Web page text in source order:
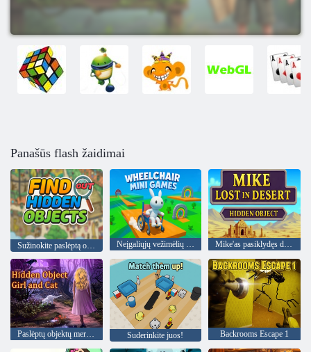
Panašūs flash žaidimai
Sužinokite paslėptą objektą Neįgaliųjų vežimėlių mini žaidimai Mike'as pasiklydęs dykumoje paslėptas objektas
Paslėptų objektų mergina ir katė Suderinkite juos! Backrooms Escape 1